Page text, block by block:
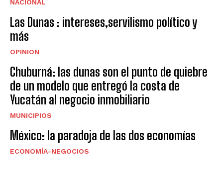
NACIONAL
Las Dunas : intereses,servilismo político y
más
OPINION
Chuburná: las dunas son el punto de quiebre
de un modelo que entregó la costa de
Yucatán al negocio inmobiliario
MUNICIPIOS
México: la paradoja de las dos economías
ECONOMÍA-NEGOCIOS